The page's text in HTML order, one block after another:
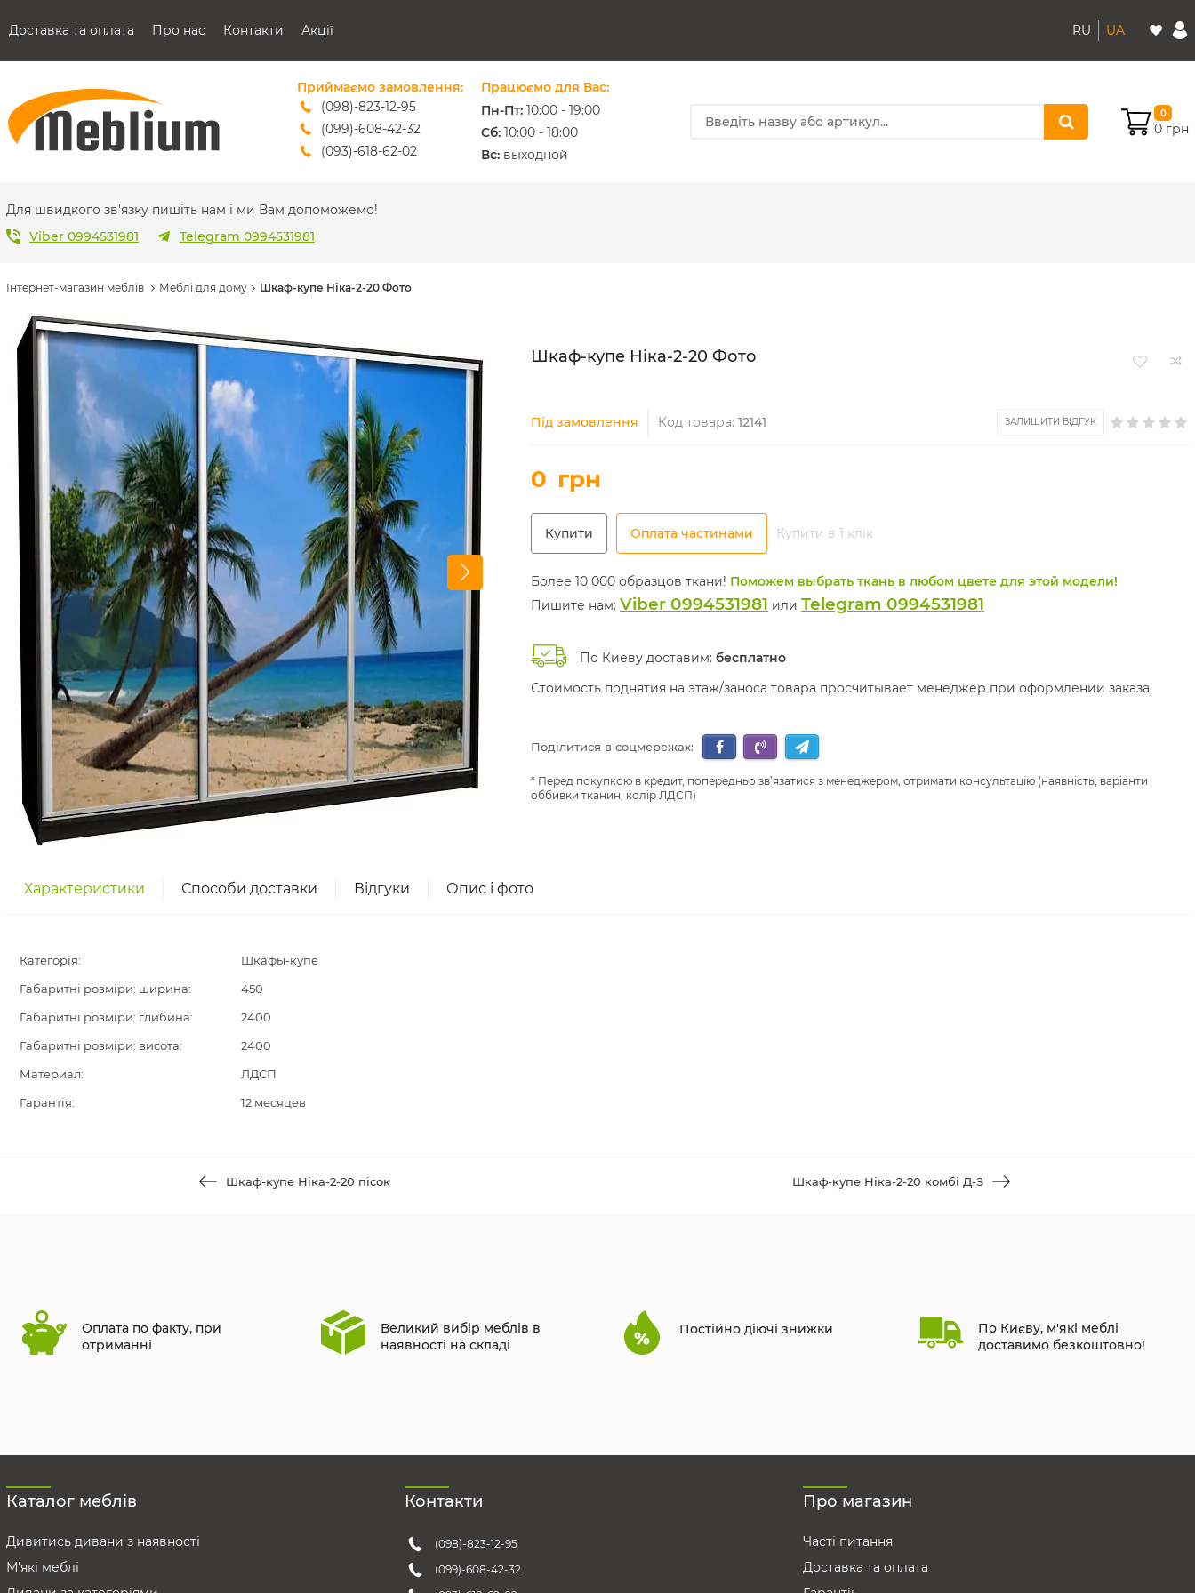
Доставка та оплата Про нас Контакти Акції RU UA
Приймаємо замовлення:
(098)-823-12-95
(099)-608-42-32
(093)-618-62-02
sales@meblium.com.ua
Працюємо для Вас:
Пн-Пт: 10:00 - 19:00
Cб: 10:00 - 18:00
Вс: выходной
0
0 грн
Для швидкого зв'язку пишіть нам і ми Вам допоможемо!
Viber 0994531981
Telegram 0994531981
Інтернет-магазин меблів Меблі для дому Шкаф-купе Ніка-2-20 Фото
Шкаф-купе Ніка-2-20 Фото
Під замовлення Код товара: 12141 ЗАЛИШИТИ ВІДГУК
0 грн
Купити Оплата частинами Купити в 1 клік
Более 10 000 образцов ткани! Поможем выбрать ткань в любом цвете для этой модели!
Пишите нам: Viber 0994531981 или Telegram 0994531981
По Киеву доставим: бесплатно
Стоимость поднятия на этаж/заноса товара просчитывает менеджер при оформлении заказа.
Поділитися в соцмережах:
Перед покупкою в кредит, попередньо зв’язатися з менеджером, отримати консультацію (наявність, варіанти
оббивки тканин, колір ЛДСП)
Характеристики Способи доставки Відгуки Опис і фото
Категорія:
Шкафы-купе
Габаритні розміри: ширина:
450
Габаритні розміри: глибина:
2400
Габаритні розміри: висота:
2400
Материал:
ЛДСП
Гарантія:
12 месяцев
Шкаф-купе Ніка-2-20 пісок Шкаф-купе Ніка-2-20 комбі Д-З
Оплата по факту, при
отриманні
Великий вибір меблів в
наявності на складі
Постійно діючі знижки
По Києву, м'які меблі
доставимо безкоштовно!
Каталог меблів
Дивитись дивани з наявності
М'які меблі
Контакти
(098)-823-12-95
(099)-608-42-32
Про магазин
Часті питання
Доставка та оплата